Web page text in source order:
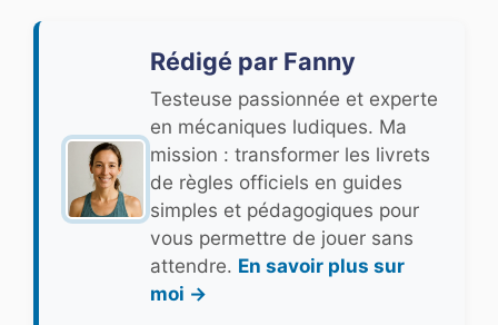
Rédigé par Fanny
Testeuse passionnée et experte
en mécaniques ludiques. Ma
mission : transformer les livrets
de règles officiels en guides
simples et pédagogiques pour
vous permettre de jouer sans
attendre. En savoir plus sur
moi →